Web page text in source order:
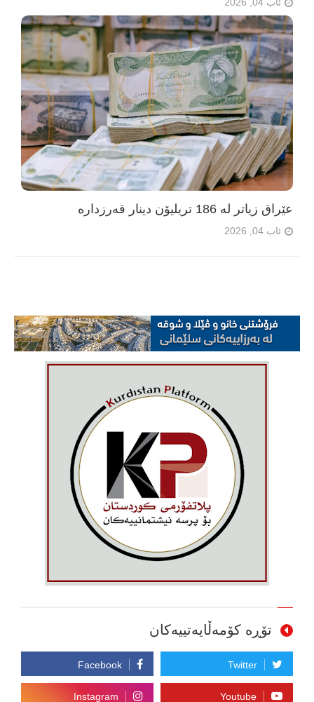
ئاب 04, 2026
عێراق زیاتر لە 186 تریلیۆن دینار قەرزدارە
ئاب 04, 2026
تۆڕە کۆمەڵایەتییەکان